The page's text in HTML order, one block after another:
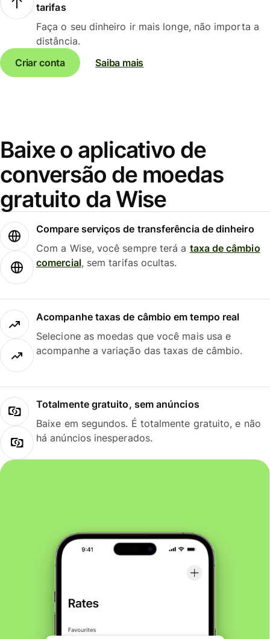
tarifas
Faça o seu dinheiro ir mais longe, não importa a
distância.
Criar conta
Saiba mais
Baixe o aplicativo de
conversão de moedas
gratuito da Wise
Compare serviços de transferência de dinheiro
Com a Wise, você sempre terá a taxa de câmbio
comercial, sem tarifas ocultas.
Acompanhe taxas de câmbio em tempo real
Selecione as moedas que você mais usa e
acompanhe a variação das taxas de câmbio.
Totalmente gratuito, sem anúncios
Baixe em segundos. É totalmente gratuito, e não
há anúncios inesperados.